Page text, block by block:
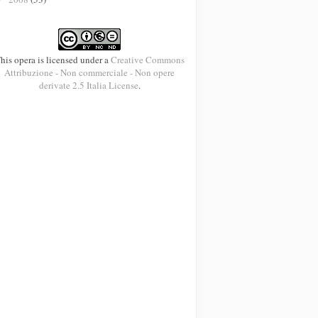
opera is licensed under aCreative Commons
Attribuzione - Non commerciale - Non opere
derivate 2.5 Italia License.